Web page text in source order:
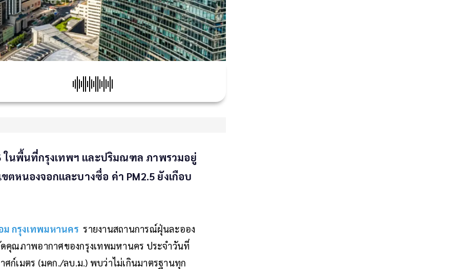
ในพื้นที่กรุงเทพฯ และปริมณฑล ภาพรวมอยู่
หนองจอกและบางซื่อ ค่า PM2.5 ยังเกือบ
ม กรุงเทพมหานคร รายงานสถานการณ์ฝุ่นละออง
คุณภาพอากาศของกรุงเทพมหานคร ประจำวันที่
ก์เมตร (มคก./ลบ.ม.) พบว่าไม่เกินมาตรฐานทุก